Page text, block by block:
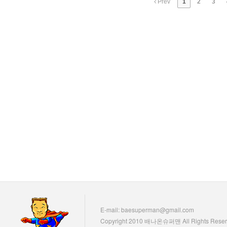
Prev 1 2 3
E-mail: baesuperman@gmail.com
Copyright 2010 배나온슈퍼맨 All Rights